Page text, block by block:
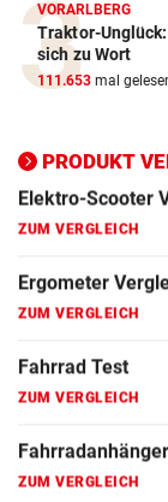
VORARLBERG
Traktor-
sich zu Wort
111.653 mal
PRODUKT
Elektro-Scooter
ZUM VERGLEICH
ZUM VERGLEICH
Fahrrad Test
ZUM VERGLEICH
Fahrradanhänger
ZUM VERGLEICH
Faszienrolle
ZUM VERGLEICH
Hoverboard
ZUM VERGLEICH